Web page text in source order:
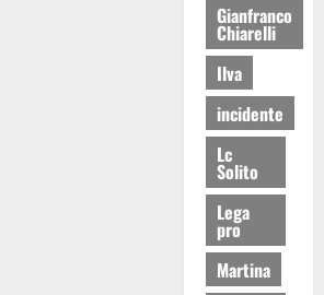
Gianfranco
Chiarelli
Ilva
incidente
Lc
Solito
Lega
pro
Martina